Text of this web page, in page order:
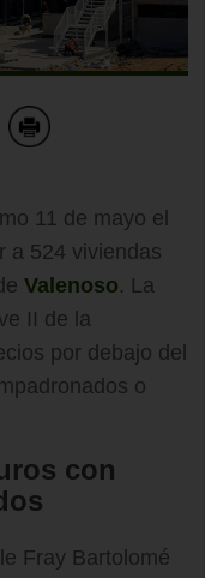
11 de mayo el
a 524 viviendas
Valenoso. La
II de la
por debajo del
o
con
Fray Bartolomé